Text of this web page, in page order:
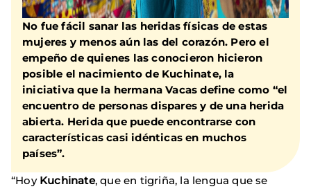
No fue fácil sanar las heridas físicas de estas
mujeres y menos aún las del corazón. Pero el
empeño de quienes las conocieron hicieron
posible el nacimiento de Kuchinate, la
iniciativa que la hermana Vacas define como “el
encuentro de personas dispares y de una herida
abierta. Herida que puede encontrarse con
características casi idénticas en muchos
países”.
“Hoy Kuchinate, que en tigriña, la lengua que se